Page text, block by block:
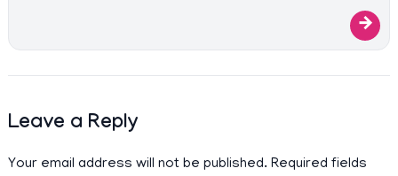
→
Leave a Reply
Your email address will not be published. Required fields